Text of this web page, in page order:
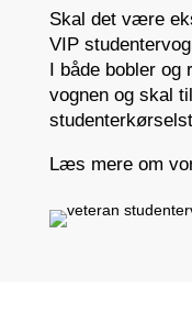
Skal det være
VIP
I både bobler og
vognen og skal
Læs mere om